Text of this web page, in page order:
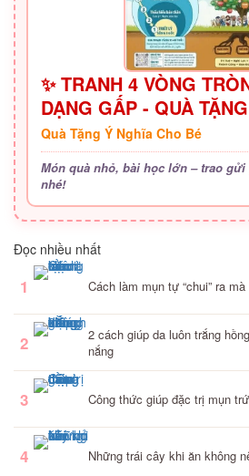
✨ TRANH 4 VÒNG
DẠNG GẤP - QUÀ
Quà Tặng Ý Nghĩa Cho Bé
Món quà nhỏ, bài học lớn – trao
nhé!
Đọc nhiều nhất
1 Cách làm mụn tự “chui” ra
2
2 cách giúp da luôn trắng
nắng
3 Công thức giúp đặc trị mụn
4 Những trái cây khi ăn không